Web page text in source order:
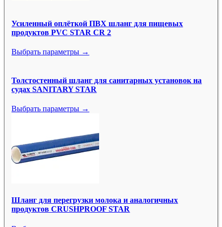
Усиленный оплёткой ПВХ шланг для пищевых
продуктов PVC STAR CR 2
Выбрать параметры →
Толстостенный шланг для санитарных установок на
судах SANITARY STAR
Выбрать параметры →
Шланг для перегрузки молока и аналогичных
продуктов CRUSHPROOF STAR